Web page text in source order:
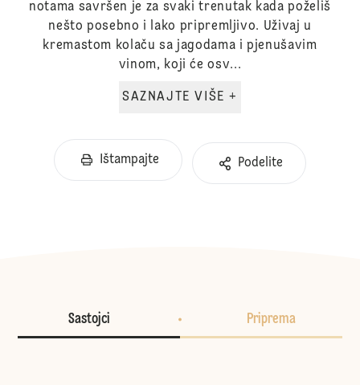
notama savršen je za svaki trenutak kada poželiš
nešto posebno i lako pripremljivo. Uživaj u
kremastom kolaču sa jagodama i pjenušavim
vinom, koji će osv...
SAZNAJTE VIŠE +
Ištampajte Podelite
Sastojci Priprema